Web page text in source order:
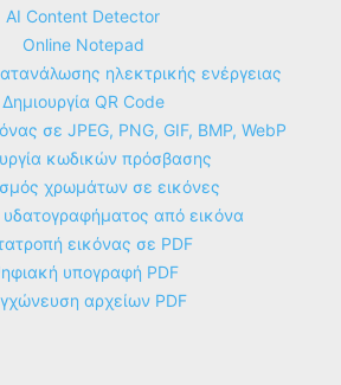
AI Content Detector
Online Notepad
ηλεκτρικής ενέργειας
Δημιουργία QR Code
σε JPEG, PNG, GIF, BMP, WebP
κωδικών πρόσβασης
χρωμάτων σε εικόνες
από εικόνα
εικόνας σε PDF
υπογραφή PDF
αρχείων PDF